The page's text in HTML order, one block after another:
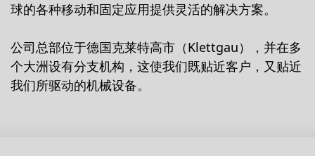
球的各种移动和固定应用提供灵活的解决方案。
公司总部位于德国克莱特高市（Klettgau），并在多
个大洲设有分支机构，这使我们既贴近客户，又贴近
我们所驱动的机械设备。